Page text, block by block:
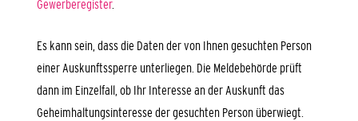
Gewerberegister.
Es kann sein, dass die Daten der von Ihnen gesuchten Person
einer Auskunftssperre unterliegen. Die Meldebehörde prüft
dann im Einzelfall, ob Ihr Interesse an der Auskunft das
Geheimhaltungsinteresse der gesuchten Person überwiegt.